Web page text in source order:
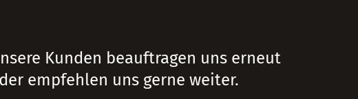
Kunden beauftragen uns erneut
empfehlen uns gerne weiter.